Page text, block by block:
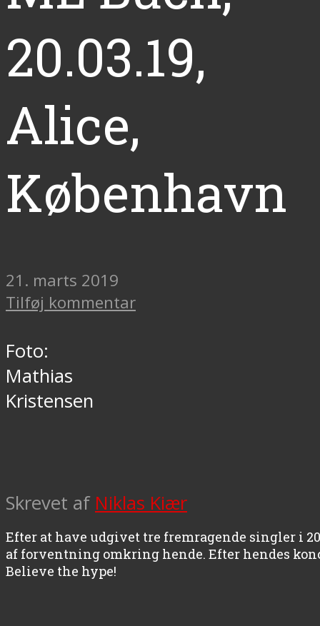
20.03.19,
Alice,
København
21. marts 2019
Tilføj kommentar
Foto:
Mathias
Kristensen
Skrevet af Niklas Kiær
Efter at have udgivet tre fremragende singler i
af forventning omkring hende. Efter hendes
Believe the hype!